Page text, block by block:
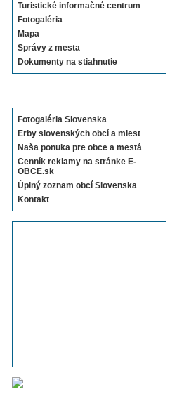
Turistické informačné centrum
Fotogaléria
Mapa
Správy z mesta
Dokumenty na stiahnutie
Fotogaléria Slovenska
Erby slovenských obcí a miest
Naša ponuka pre obce a mestá
Cenník reklamy na stránke E-
OBCE.sk
Úplný zoznam obcí Slovenska
Kontakt